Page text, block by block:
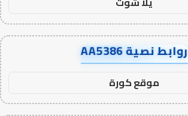
روابط نصية AA5386
موقع كورة